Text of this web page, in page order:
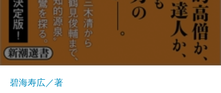
碧海寿広／著